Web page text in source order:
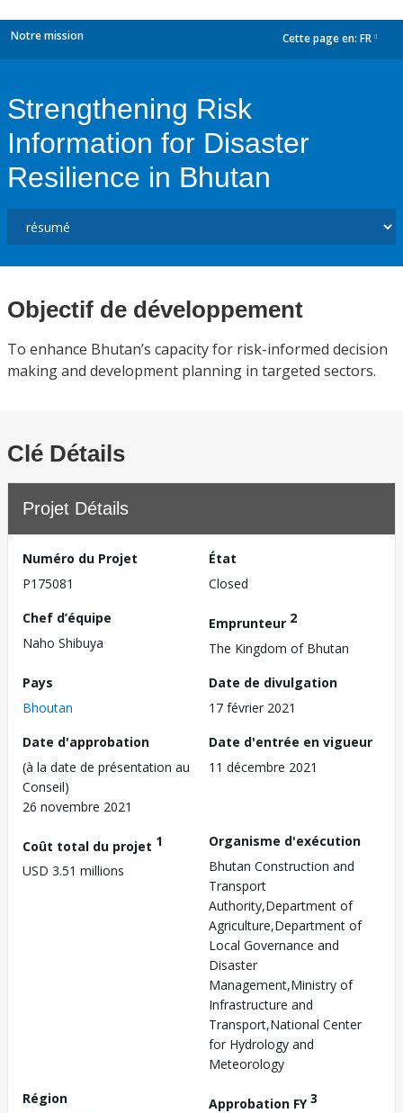
Notre mission Cette page en: FR
Strengthening Risk
Information for Disaster
Resilience in Bhutan
Objectif de développement
To enhance Bhutan’s capacity for risk-informed decision
making and development planning in targeted sectors.
Clé Détails
Projet Détails
Numéro du Projet
P175081
État
Closed
Chef d’équipe
Naho Shibuya
Emprunteur 2
The Kingdom of Bhutan
Pays
Bhoutan
Date de divulgation
17 février 2021
Date d'approbation
(à la date de présentation au
Conseil)
26 novembre 2021
Date d'entrée en vigueur
11 décembre 2021
Coût total du projet 1
USD 3.51 millions
Organisme d'exécution
Bhutan Construction and
Transport
Authority,Department of
Agriculture,Department of
Local Governance and
Disaster
Management,Ministry of
Infrastructure and
Transport,National Center
for Hydrology and
Meteorology
Région
Approbation FY3